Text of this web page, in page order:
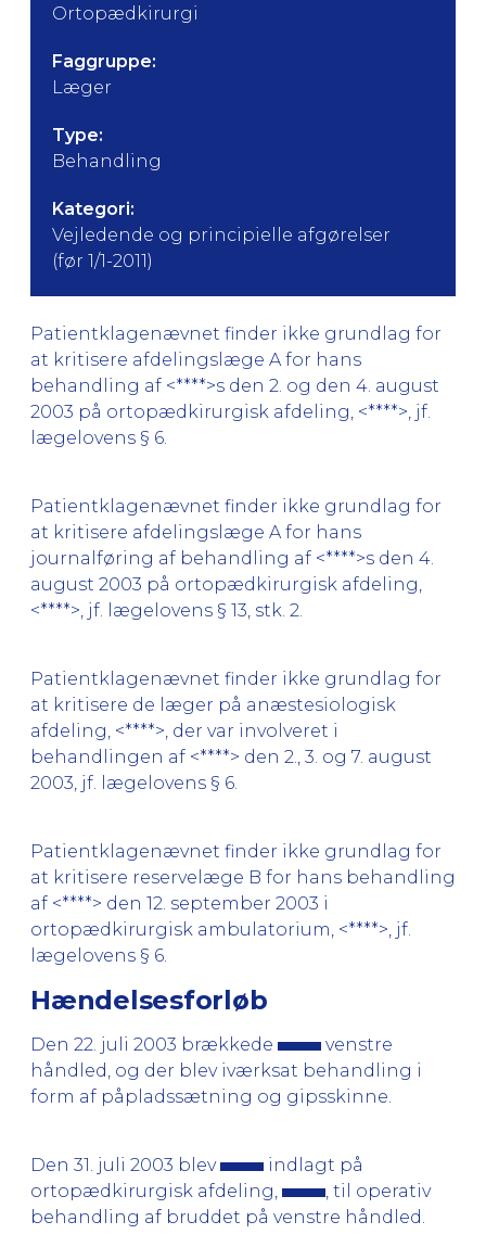
Ortopædkirurgi
Faggruppe:
Læger
Type:
Behandling
Kategori:
Vejledende og principielle afgørelser
(før 1/1-2011)
Patientklagenævnet finder ikke grundlag for
at kritisere afdelingslæge A for hans
behandling af <****>s den 2. og den 4. august
2003 på ortopædkirurgisk afdeling, <****>, jf.
lægelovens § 6.
Patientklagenævnet finder ikke grundlag for
at kritisere afdelingslæge A for hans
journalføring af behandling af <****>s den 4.
august 2003 på ortopædkirurgisk afdeling,
<****>, jf. lægelovens § 13, stk. 2.
Patientklagenævnet finder ikke grundlag for
at kritisere de læger på anæstesiologisk
afdeling, <****>, der var involveret i
behandlingen af <****> den 2., 3. og 7. august
2003, jf. lægelovens § 6.
Patientklagenævnet finder ikke grundlag for
at kritisere reservelæge B for hans behandling
af <****> den 12. september 2003 i
ortopædkirurgisk ambulatorium, <****>, jf.
lægelovens § 6.
Hændelsesforløb
Den 22. juli 2003 brækkede
venstre
håndled, og der blev iværksat behandling i
form af påpladssætning og gipsskinne.
Den 31. juli 2003 blev
indlagt på
ortopædkirurgisk afdeling,
, til operativ
behandling af bruddet på venstre håndled.